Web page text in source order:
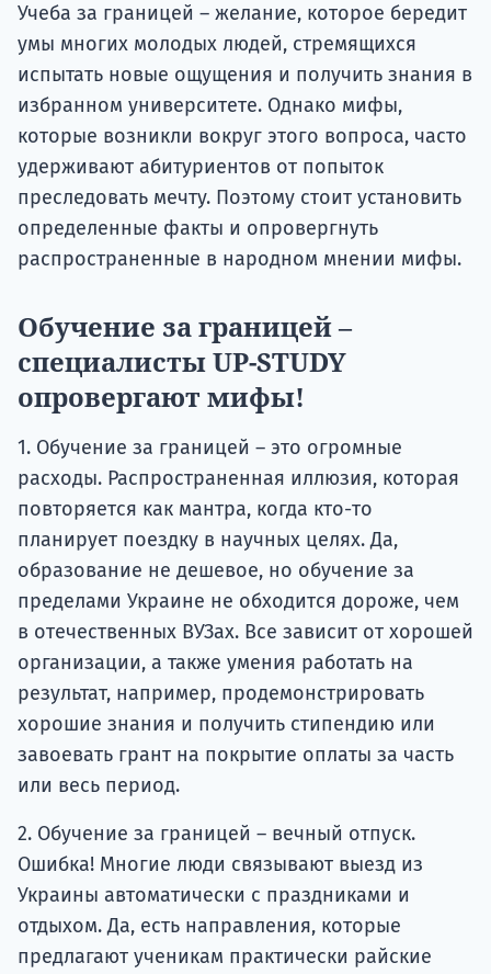
Учеба за границей – желание, которое бередит
умы многих молодых людей, стремящихся
испытать новые ощущения и получить знания в
избранном университете. Однако мифы,
которые возникли вокруг этого вопроса, часто
удерживают абитуриентов от попыток
преследовать мечту. Поэтому стоит установить
определенные факты и опровергнуть
распространенные в народном мнении мифы.
Обучение за границей –
специалисты UP-STUDY
опровергают мифы!
1. Обучение за границей – это огромные
расходы. Распространенная иллюзия, которая
повторяется как мантра, когда кто-то
планирует поездку в научных целях. Да,
образование не дешевое, но обучение за
пределами Украине не обходится дороже, чем
в отечественных ВУЗах. Все зависит от хорошей
организации, а также умения работать на
результат, например, продемонстрировать
хорошие знания и получить стипендию или
завоевать грант на покрытие оплаты за часть
или весь период.
2. Обучение за границей – вечный отпуск.
Ошибка! Многие люди связывают выезд из
Украины автоматически с праздниками и
отдыхом. Да, есть направления, которые
предлагают ученикам практически райские